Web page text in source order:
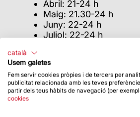
Abril: 21-24 h
Maig: 21.30-24 h
Juny: 22-24 h
Juliol: 22-24 h
Octubre: 20-23 h
Novembre: 18.30-22 h
Desembre: 18-22 h
català
Usem galetes
Fem servir cookies pròpies i de tercers per
publicitat relacionada amb les teves
partir dels teus hàbits de navegació (per
cookies